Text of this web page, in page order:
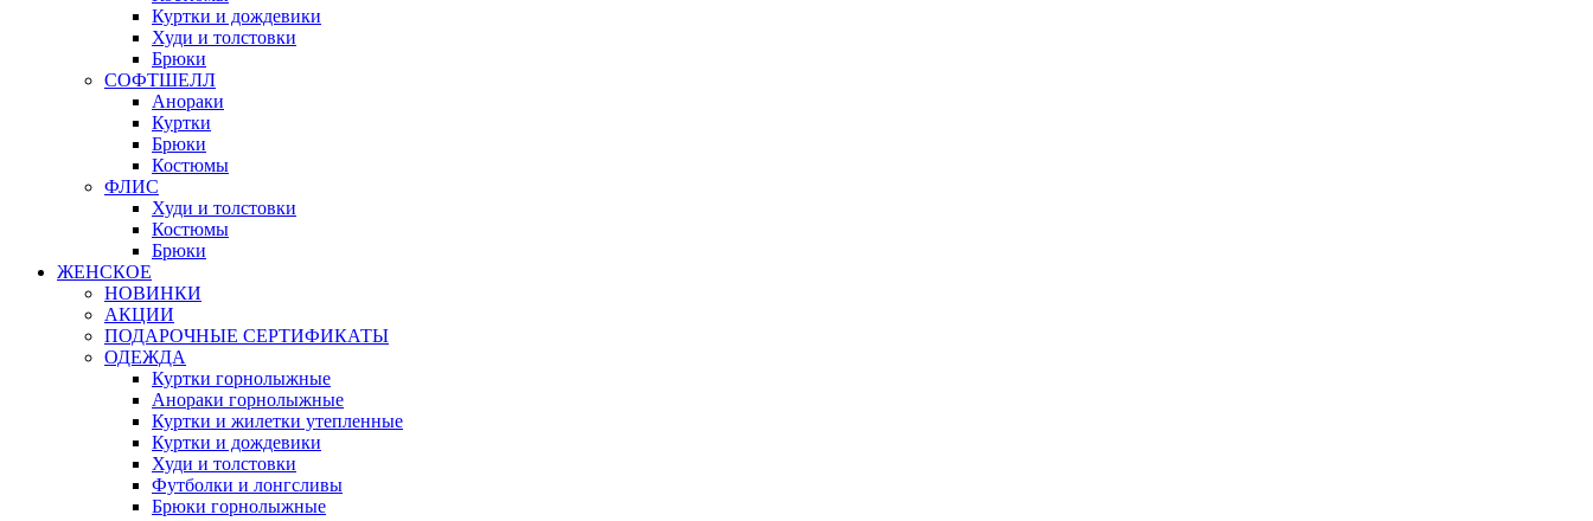
Куртки и дождевики
Худи и толстовки
Брюки
СОФТШЕЛЛ
Анораки
Куртки
Брюки
Костюмы
ФЛИС
Худи и толстовки
Костюмы
Брюки
ЖЕНСКОЕ
НОВИНКИ
АКЦИИ
ПОДАРОЧНЫЕ СЕРТИФИКАТЫ
ОДЕЖДА
Куртки горнолыжные
Анораки горнолыжные
Куртки и жилетки утепленные
Куртки и дождевики
Худи и толстовки
Футболки и лонгсливы
Брюки горнолыжные